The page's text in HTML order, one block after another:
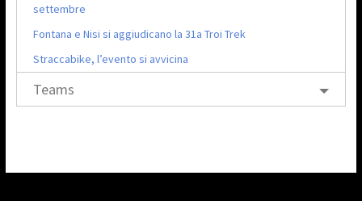
settembre
Fontana e Nisi si aggiudicano la 31a Troi Trek
Straccabike, l’evento si avvicina
Teams